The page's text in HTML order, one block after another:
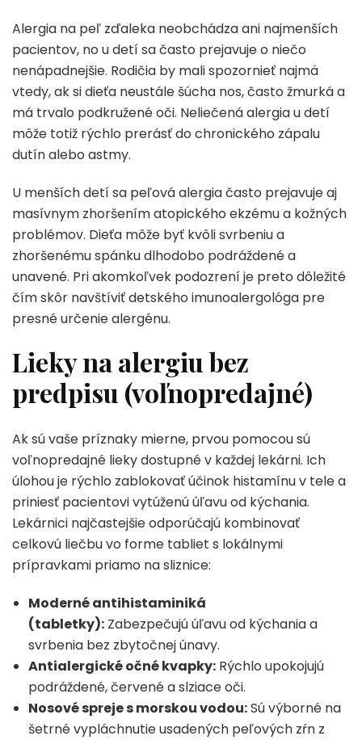
Alergia na peľ zďaleka neobchádza ani najmenších
pacientov, no u detí sa často prejavuje o niečo
nenápadnejšie. Rodičia by mali spozornieť najmä
vtedy, ak si dieťa neustále šúcha nos, často žmurká a
má trvalo podkružené oči. Neliečená alergia u detí
môže totiž rýchlo prerásť do chronického zápalu
dutín alebo astmy.
U menších detí sa peľová alergia často prejavuje aj
masívnym zhoršením atopického ekzému a kožných
problémov. Dieťa môže byť kvôli svrbeniu a
zhoršenému spánku dlhodobo podráždené a
unavené. Pri akomkoľvek podozrení je preto dôležité
čím skôr navštíviť detského imunoalergológa pre
presné určenie alergénu.
Lieky na alergiu bez
predpisu (voľnopredajné)
Ak sú vaše príznaky mierne, prvou pomocou sú
voľnopredajné lieky dostupné v každej lekárni. Ich
úlohou je rýchlo zablokovať účinok histamínu v tele a
priniesť pacientovi vytúženú úľavu od kýchania.
Lekárnici najčastejšie odporúčajú kombinovať
celkovú liečbu vo forme tabliet s lokálnymi
prípravkami priamo na sliznice:
Moderné antihistaminiká
(tabletky): Zabezpečujú úľavu od kýchania a
svrbenia bez zbytočnej únavy.
Antialergické očné kvapky: Rýchlo upokojujú
podráždené, červené a slziace oči.
Nosové spreje s morskou vodou:Sú výborné na
šetrné vypláchnutie usadených peľových zŕn z